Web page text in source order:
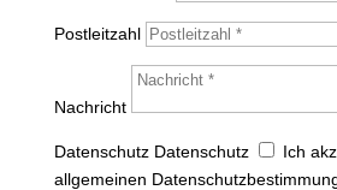
Postleitzahl
Nachricht
Datenschutz Datenschutz
Ich
allgemeinen